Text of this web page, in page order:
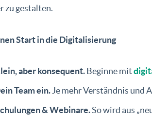
zu gestalten.
Start in die Digitalisierung
aber konsequent.Beginne mit
Team ein. Je mehr Verständnis und
& Webinare.So wird aus